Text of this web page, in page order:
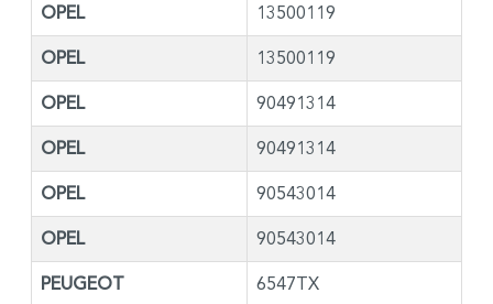
OPEL 13500119
OPEL 13500119
OPEL 90491314
OPEL 90491314
OPEL 90543014
OPEL 90543014
PEUGEOT 6547TX